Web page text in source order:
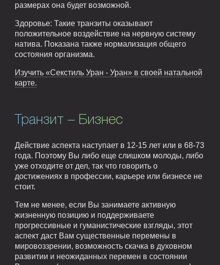
размерах она будет возможной.
Здоровье: Такие транзиты оказывают
положительное воздействие на нервную систему
натива. Показана также нормализация общего
состояния организма.
Изучить «Секстиль Уран - Уран» в своей натальной
карте.
Транзит – Бизнес
Действие аспекта наступает в 12-15 лет или в 68-73
года. Поэтому Вы либо еще слишком молоды, либо
уже отходите от дел, так что говорить о
достижениях в профессии, карьере или бизнесе не
стоит.
Тем не менее, если Вы занимаете активную
жизненную позицию и поддерживаете
прогрессивные и гуманистические взгляды, этот
аспект даст Вам существенные перемены в
мировоззрении, возможность скачка в духовном
развитии и неожиданных перемен в состоянии